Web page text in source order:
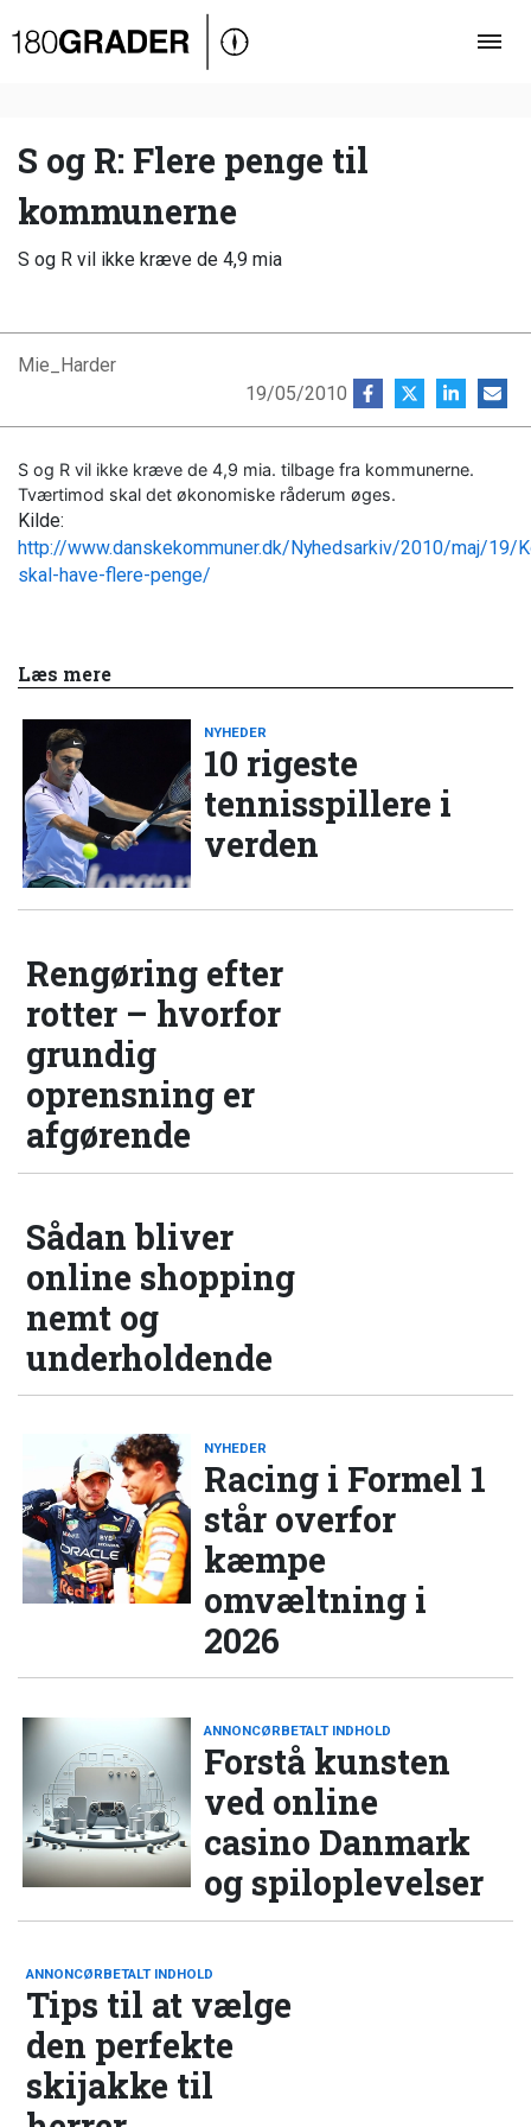
Oversigt
Debat
Video
Podcast
S og R: Flere penge til
kommunerne
S og R vil ikke kræve de 4,9 mia
Mie_Harder
19/05/2010
S og R vil ikke kræve de 4,9 mia. tilbage fra kommunerne.
Tværtimod skal det økonomiske råderum øges.
Kilde:
http://www.danskekommuner.dk/Nyhedsarkiv/2010/maj/19/
skal-have-flere-penge/
Læs mere
NYHEDER
10 rigeste
tennisspillere i
verden
Rengøring efter
rotter – hvorfor
grundig
oprensning er
afgørende
Sådan bliver
online shopping
nemt og
underholdende
NYHEDER
Racing i Formel 1
står overfor
kæmpe
omvæltning i
2026
ANNONCØRBETALT INDHOLD
Forstå kunsten
ved online
casino Danmark
og spiloplevelser
ANNONCØRBETALT INDHOLD
Tips til at vælge
den perfekte
skijakke til